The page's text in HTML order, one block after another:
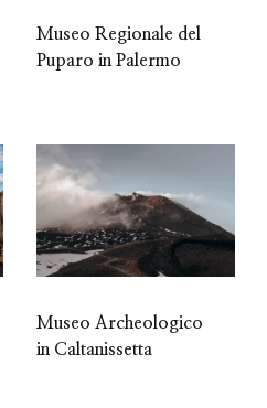
Museo Regionale del
Puparo in Palermo
Museo Archeologico
in Caltanissetta